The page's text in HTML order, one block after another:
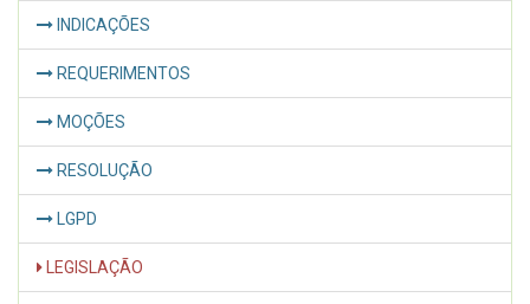
INDICAÇÕES
REQUERIMENTOS
MOÇÕES
RESOLUÇÃO
LGPD
LEGISLAÇÃO